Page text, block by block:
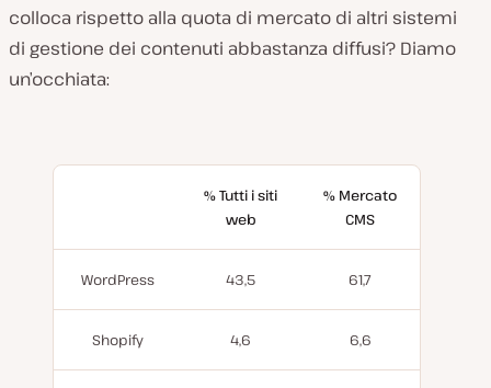
colloca rispetto alla quota di mercato di altri sistemi
di gestione dei contenuti abbastanza diffusi? Diamo
un’occhiata:
% Tutti i siti
web
% Mercato
CMS
WordPress 43,5 61,7
Shopify 4,6 6,6